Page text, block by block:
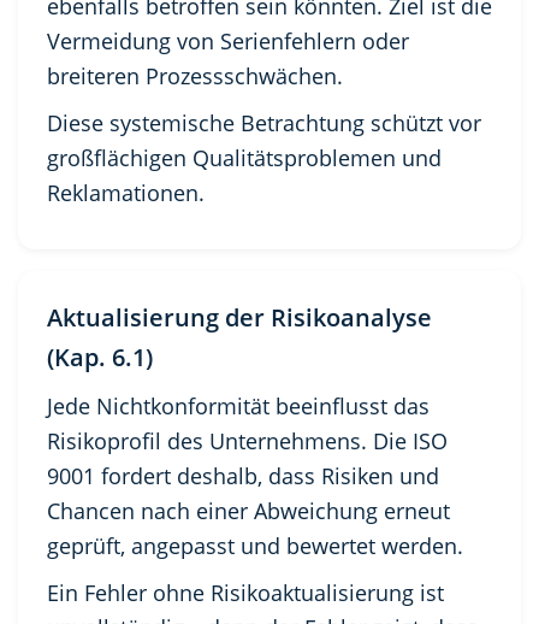
ebenfalls betroffen sein könnten. Ziel ist die
Vermeidung von Serienfehlern oder
breiteren Prozessschwächen.
Diese systemische Betrachtung schützt vor
großflächigen Qualitätsproblemen und
Reklamationen.
Aktualisierung der Risikoanalyse
(Kap. 6.1)
Jede Nichtkonformität beeinflusst das
Risikoprofil des Unternehmens. Die ISO
9001 fordert deshalb, dass Risiken und
Chancen nach einer Abweichung erneut
geprüft, angepasst und bewertet werden.
Ein Fehler ohne Risikoaktualisierung ist